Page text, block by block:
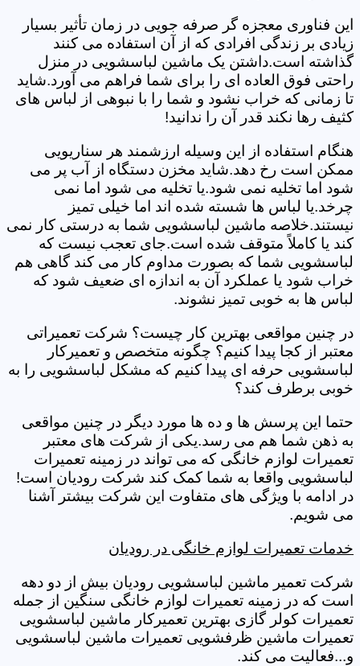
این فناوری معجزه گر صرفه جویی در زمان تأثیر بسیار
زیادی بر زندگی افرادی که از آن استفاده می کنند
گذاشته است.داشتن یک ماشین لباسشویی در منزل
راحتی فوق العاده ای را برای شما فراهم می آورد.شاید
تا زمانی که خراب نشود و شما را با نبوهی از لباس های
کثیف رها نکند قدر آن را ندانید!
هنگام استفاده از این وسیله ارزشمند هر سناریویی
ممکن است رخ دهد.شاید مخزن دستگاه از آب پر می
شود اما تخلیه نمی شود.یا تخلیه می شود اما نمی
چرخد.یا لباس ها شسته شده اند اما خیلی تمیز
نیستند.خلاصه ماشین لباسشویی شما به درستی کار نمی
کند یا کاملاً متوقف شده است.جای تعجب نیست که
لباسشویی شما که بصورت مداوم کار می کند گاهی هم
خراب شود یا عملکرد آن به اندازه ای ضعیف شود که
لباس ها به خوبی تمیز نشوند.
در چنین مواقعی بهترین کار چیست؟ شرکت تعمیراتی
معتبر از کجا پیدا کنیم؟ چگونه متخصص و تعمیرکار
لباسشویی حرفه ای پیدا کنیم که مشکل لباسشویی را به
خوبی برطرف کند؟
حتما این پرسش ها و ده ها مورد دیگر در چنین مواقعی
به ذهن شما هم می رسد.یکی از شرکت های معتبر
تعمیرات لوازم خانگی که می تواند در زمینه تعمیرات
لباسشویی واقعا به شما کمک کند شرکت رودیان است!
در ادامه با ویژگی های متفاوت این شرکت بیشتر آشنا
می شویم.
خدمات تعمیرات لوازم خانگی در رودیان
شرکت تعمیر ماشین لباسشویی رودیان بیش از دو دهه
است که در زمینه تعمیرات لوازم خانگی سنگین از جمله
تعمیرات کولر گازی بهترین تعمیرکار ماشین لباسشویی
تعمیرات ماشین ظرفشویی تعمیرات ماشین لباسشویی
و...فعالیت می کند.